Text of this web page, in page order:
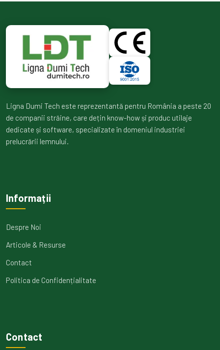
Ligna Dumi Tech este reprezentantă pentru România a peste 20
de companii străine, care dețin know-how și produc utilaje
dedicate și software, specializate în domeniul industriei
prelucrării lemnului.
Informații
Despre Noi
Articole & Resurse
Contact
Politica de Confidențialitate
Contact